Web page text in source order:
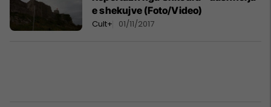
e shekujve (Foto/Video)
Cult+ 01/11/2017